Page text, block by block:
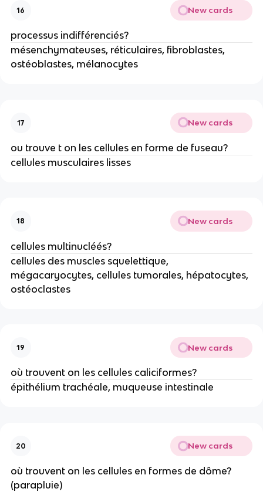
16 New cards
processus indifférenciés?
mésenchymateuses, réticulaires, fibroblastes,
ostéoblastes, mélanocytes
17 New cards
ou trouve t on les cellules en forme de fuseau?
cellules musculaires lisses
18 New cards
cellules multinucléés?
cellules des muscles squelettique,
mégacaryocytes, cellules tumorales, hépatocytes,
ostéoclastes
19 New cards
où trouvent on les cellules caliciformes?
épithélium trachéale, muqueuse intestinale
20 New cards
où trouvent on les cellules en formes de dôme?
(parapluie)